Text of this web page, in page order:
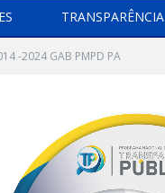
TRANSPARÊNCIA
-2024 GAB PMPD PA